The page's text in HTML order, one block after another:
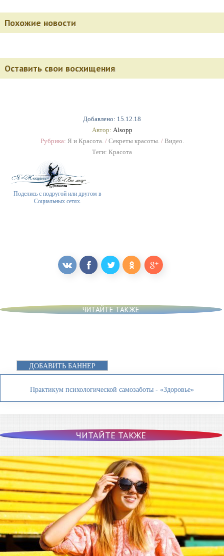
Добавлено: 15.12.18
Автор: Alsopp
Рубрика: Я и Красота./ Секреты красоты./ Видео.
Теги: Красота
Поделись с подругой или другом в
Социальных сетях.
Похожие новости
Оставить свои восхищения
ЧИТАЙТЕ ТАКЖЕ
ДОБАВИТЬ БАННЕР
Практикум психологической самозаботы - «Здоровье»
ЧИТАЙТЕ ТАКЖЕ